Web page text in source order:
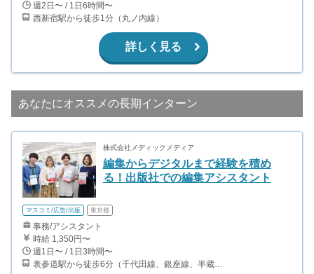
週2日〜 / 1日6時間〜
西新宿駅から徒歩1分（丸ノ内線）
詳しく見る
あなたにオススメの長期インターン
株式会社メディックメディア
編集からデジタルまで経験を積め
る！出版社での編集アシスタント
マスコミ/広告/出版 東京都
事務/アシスタント
時給 1,350円〜
週1日〜 / 1日3時間〜
表参道駅から徒歩6分（千代田線、銀座線、半蔵門線） 外苑前駅から徒歩4分（銀座線）